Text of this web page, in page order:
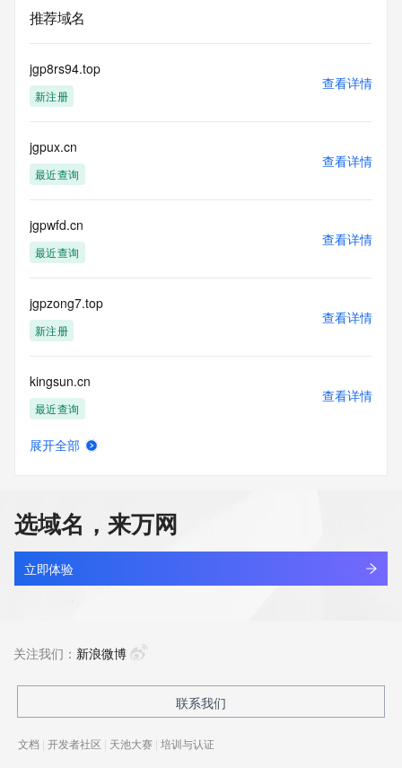
推荐域名
jgp8rs94.top
新注册
查看详情
jgpux.cn
最近查询
查看详情
jgpwfd.cn
最近查询
查看详情
jgpzong7.top
新注册
查看详情
kingsun.cn
最近查询
查看详情
apsci.cn
最近查询
查看详情
最近查询
展开全部
选域名，来万网
立即体验
关注我们： 新浪微博
联系我们
文档 | 开发者社区 | 天池大赛 | 培训与认证